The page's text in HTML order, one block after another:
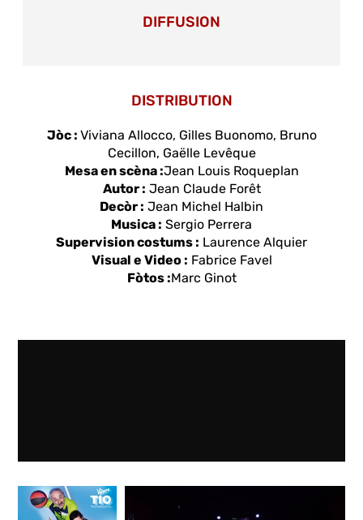
DIFFUSION
DISTRIBUTION
Jòc : Viviana Allocco, Gilles Buonomo, Bruno
Cecillon, Gaëlle Levêque
Mesa en scèna :Jean Louis Roqueplan
Autor : Jean Claude Forêt
Decòr : Jean Michel Halbin
Musica : Sergio Perrera
Supervision costums : Laurence Alquier
Visual e Video : Fabrice Favel
Fòtos :Marc Ginot